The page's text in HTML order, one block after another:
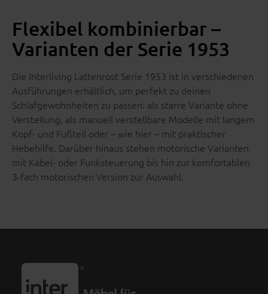
Flexibel kombinierbar –
Varianten der Serie 1953
Die Interliving Lattenrost Serie 1953 ist in verschiedenen
Ausführungen erhältlich, um perfekt zu deinen
Schlafgewohnheiten zu passen: als starre Variante ohne
Verstellung, als manuell verstellbare Modelle mit langem
Kopf- und Fußteil oder – wie hier – mit praktischer
Hebehilfe. Darüber hinaus stehen motorische Varianten
mit Kabel- oder Funksteuerung bis hin zur komfortablen
3-fach motorischen Version zur Auswahl.